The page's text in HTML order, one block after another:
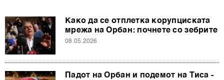
Како да се отплетка корупциската
мрежа на Орбан: почнете со зебрите
08.05.2026
Падот на Орбан и подемот на Тиса -